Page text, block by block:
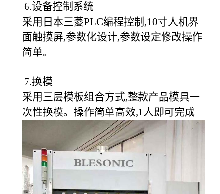
6.设备控制系统
采用日本三菱PLC编程控制,10寸人机界
面触摸屏,参数化设计,参数设定修改操作
简单。
7.换模
采用三层模板组合方式,整款产品模具一
次性换模。操作简单高效,1人即可完成